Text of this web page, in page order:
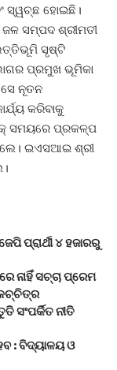
ସ୍ୱଚ୍ଛ ହୋଇଛି।
ସମ୍ପଦ ଶ୍ରୀମତୀ
ସୃଷ୍ଟି
ପ୍ରମୁଖ ଭୂମିକା
ନୂତନ
କରିବାକୁ
ସମୟରେ ପ୍ରକଳ୍ପ
ଇଏସଆଇ ଶ୍ରୀ
ପ୍ରାର୍ଥୀ ୪ ହଜାରରୁ
ନାହିଁ ସଚ୍ଚା ପ୍ରେମ
ସଂପର୍କିତ ନୀତି
: ବିଦ୍ୟାଳୟ ଓ